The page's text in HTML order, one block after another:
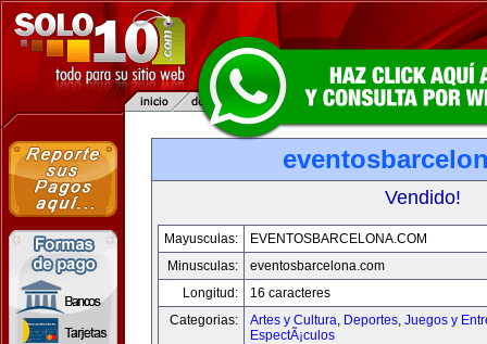
Vendido!
Mayusculas:
EVENTOSBARCELONA.COM
Minusculas:
eventosbarcelona.com
Longitud:
16 caracteres
Categorias:
Artes y Cultura, Deportes, Juegos y
EspectÃ¡culos